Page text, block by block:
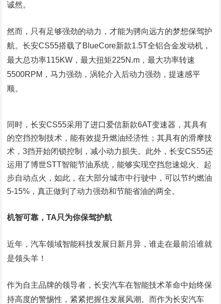
诚然。
然而，只有足够强劲的动力，才能为骋向远方的梦想保驾护
航。长安CS55搭载了BlueCore新款1.5T全铝合金发动机，
最大总功率115KW，最大扭矩225N.m，最大功率转速
5500RPM，马力强劲，涡轮介入后动力强劲，提速感平
顺。
同时，长安CS55采用了进口爱信新款6AT变速器，其具有
的空挡控制技术，能有效提升燃油经济性；其具有的滑摩技
术，3挡开始闭锁控制，减小动力损失。此外，长安CS55还
运用了博世STT智能节油系统，能够实现空挡怠速熄火、起
步自动点火，如此，在大部分城市中行驶中，可以节约燃油
5-15%，真正做到了动力强劲和节能省油的两全。
机智可靠，TA只为你保驾护航
近年，汽车领域智能科技发展日新月异，谁走在最前沿谁就
是领头羊！
作为自主品牌的领导者，长安汽车在智能技术革命中始终保
持高度的警惕性，紧紧把握住发展风潮。而作为长安汽车